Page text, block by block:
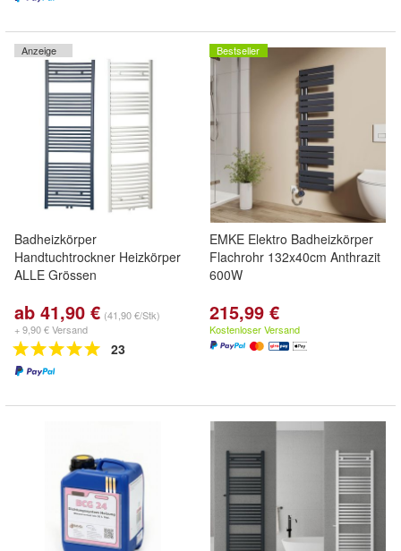
Anzeige
Badheizkörper
Handtuchtrockner Heizkörper
ALLE Grössen
ab 41,90 € (41,90 €/Stk)
+ 9,90 € Versand
23
Bestseller
EMKE Elektro Badheizkörper
Flachrohr 132x40cm Anthrazit
600W
215,99 €
Kostenloser Versand